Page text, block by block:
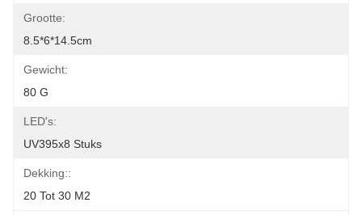
Grootte:
8.5*6*14.5cm
Gewicht:
80 G
LED's:
UV395x8 Stuks
Dekking::
20 Tot 30 M2